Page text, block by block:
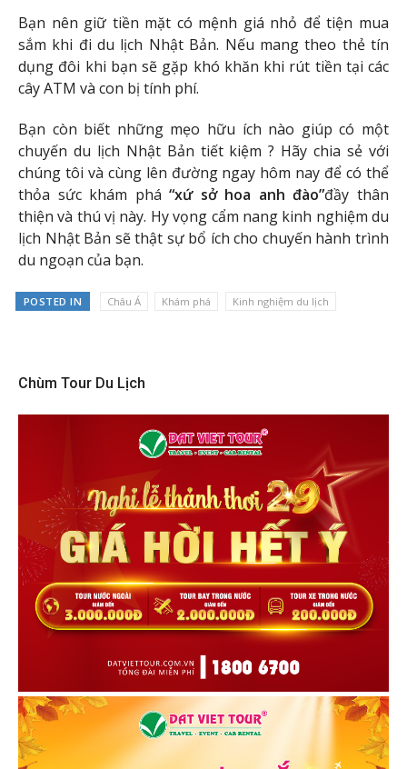
Bạn nên giữ tiền mặt có mệnh giá nhỏ để tiện mua
sắm khi đi du lịch Nhật Bản. Nếu mang theo thẻ tín
dụng đôi khi bạn sẽ gặp khó khăn khi rút tiền tại các
cây ATM và con bị tính phí.
Bạn còn biết những mẹo hữu ích nào giúp có một
chuyến du lịch Nhật Bản tiết kiệm ? Hãy chia sẻ với
chúng tôi và cùng lên đường ngay hôm nay để có thể
thỏa sức khám phá “xứ sở hoa anh đào”đầy thân
thiện và thú vị này. Hy vọng cẩm nang kinh nghiệm du
lịch Nhật Bản sẽ thật sự bổ ích cho chuyến hành trình
du ngoạn của bạn.
POSTED IN Châu Á Khám phá Kinh nghiệm du lịch
Chùm Tour Du Lịch